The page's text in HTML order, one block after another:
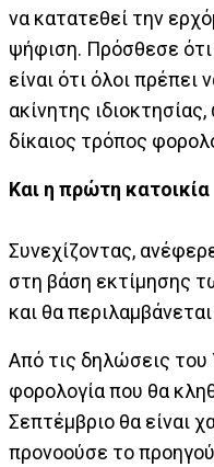
να κατατεθεί την
ψήφιση. Πρόσθεσε
είναι ότι όλοι
ακίνητης
δίκαιος τρόπος
Και η πρώτη κατοικία
Συνεχίζοντας,
στη βάση εκτίμησης
και θα
Από τις δηλώσεις του
φορολογία που θα
Σεπτέμβριο θα είναι
προνοούσε το